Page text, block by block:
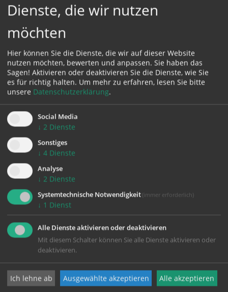
Wie melde ich mein Kind an?
Dienste, die wir nutzen
möchten
Hier können Sie die Dienste, die wir auf dieser Website
nutzen möchten, bewerten und anpassen. Sie haben das
Sagen! Aktivieren oder deaktivieren Sie die Dienste, wie Sie
es für richtig halten. Um mehr zu erfahren, lesen Sie bitte
unsere Datenschutzerklärung.
Social Media
↓ 2 Dienste
Sonstiges
↓ 4 Dienste
Analyse
↓ 2 Dienste
Systemtechnische Notwendigkeit (immer erforderlich)
↓ 1 Dienst
Alle Dienste aktivieren oder deaktivieren
Mit diesem Schalter können Sie alle Dienste aktivieren oder
deaktivieren.
Ich lehne ab Ausgewählte akzeptieren Alle akzeptieren